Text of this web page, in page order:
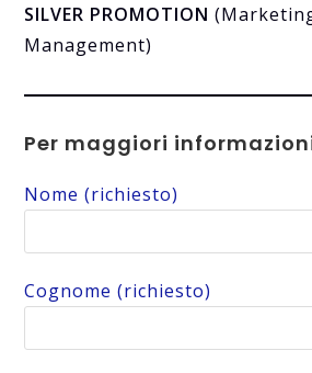
SILVER PROMOTION
Management)
Per maggiori
Nome (richiesto)
Cognome (richiesto)